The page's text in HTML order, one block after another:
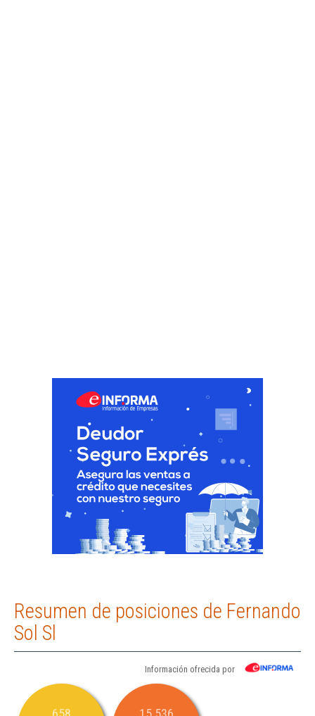
Resumen de posiciones de Fernando
Sol Sl
Información ofrecida por